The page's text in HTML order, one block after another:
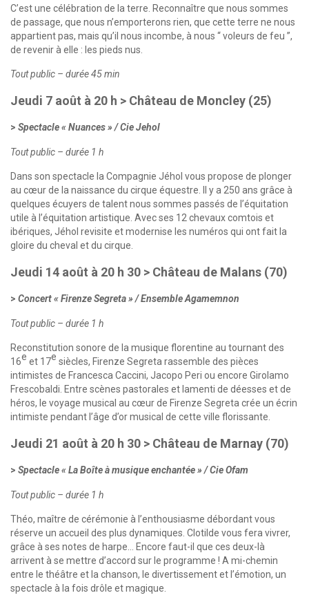
C’est une célébration de la terre. Reconnaître que nous sommes
de passage, que nous n’emporterons rien, que cette terre ne nous
appartient pas, mais qu’il nous incombe, à nous “ voleurs de feu ”,
de revenir à elle : les pieds nus.
Tout public – durée 45 min
Jeudi 7 août à 20 h > Château de Moncley (25)
Spectacle « Nuances » / Cie Jehol
Tout public – durée 1 h
Dans son spectacle la Compagnie Jéhol vous propose de plonger
au cœur de la naissance du cirque équestre. Il y a 250 ans grâce à
quelques écuyers de talent nous sommes passés de l’équitation
utile à l’équitation artistique. Avec ses 12 chevaux comtois et
ibériques, Jéhol revisite et modernise les numéros qui ont fait la
gloire du cheval et du cirque.
Jeudi 14 août à 20 h 30 > Château de Malans (70)
Concert « Firenze Segreta » / Ensemble Agamemnon
Tout public – durée 1 h
Reconstitution sonore de la musique florentine au tournant des
16e et 17e siècles, Firenze Segreta rassemble des pièces
intimistes de Francesca Caccini, Jacopo Peri ou encore Girolamo
Frescobaldi. Entre scènes pastorales et lamenti de déesses et de
héros, le voyage musical au cœur de Firenze Segreta crée un écrin
intimiste pendant l’âge d’or musical de cette ville florissante.
Jeudi 21 août à 20 h 30 > Château de Marnay (70)
Spectacle « La Boîte à musique enchantée » / Cie Ofam
Tout public – durée 1 h
Théo, maître de cérémonie à l’enthousiasme débordant vous
réserve un accueil des plus dynamiques. Clotilde vous fera vivrer,
grâce à ses notes de harpe… Encore faut-il que ces deux-là
arrivent à se mettre d’accord sur le programme ! A mi-chemin
entre le théâtre et la chanson, le divertissement et l’émotion, un
spectacle à la fois drôle et magique.